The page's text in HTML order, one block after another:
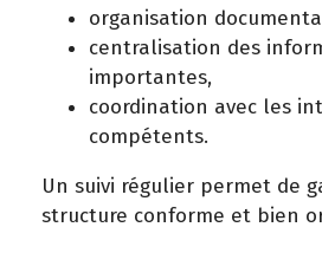
organisation
centralisation des
importantes,
coordination avec les
compétents.
Un suivi régulier permet de
structure conforme et bien